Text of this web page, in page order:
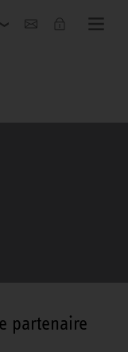
partenaire